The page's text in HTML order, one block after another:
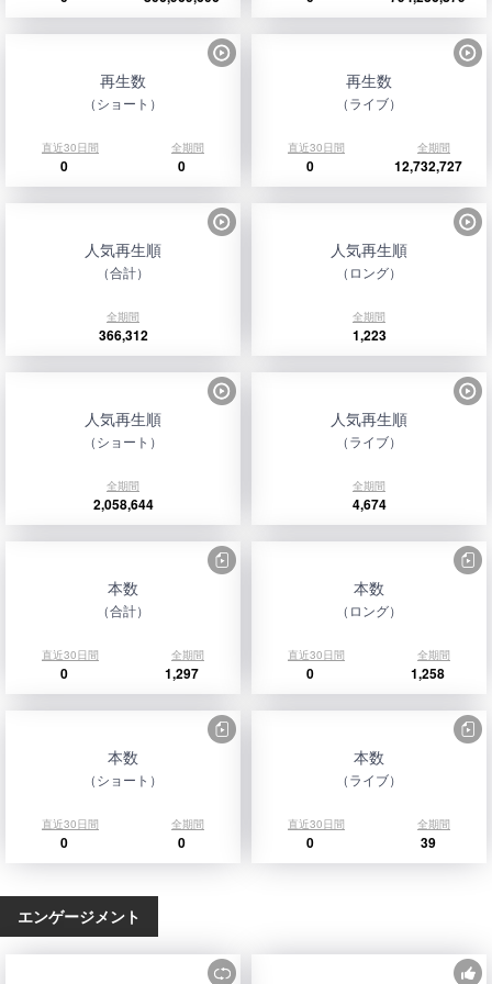
再生数
（ショート）
直近30日間 全期間
0 0
再生数
（ライブ）
直近30日間 全期間
0 12,732,727
人気再生順
（合計）
全期間
366,312
人気再生順
（ロング）
全期間
1,223
人気再生順
（ショート）
全期間
2,058,644
人気再生順
（ライブ）
全期間
4,674
本数
（合計）
直近30日間 全期間
0 1,297
本数
（ロング）
直近30日間 全期間
0 1,258
本数
（ショート）
直近30日間 全期間
0 0
本数
（ライブ）
直近30日間 全期間
0 39
エンゲージメント